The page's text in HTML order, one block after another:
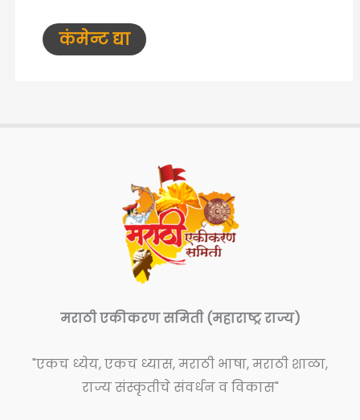
मराठी एकीकरण समिती (महाराष्ट्र राज्य)
"एकच ध्येय, एकच ध्यास, मराठी भाषा, मराठी शाळा,
राज्य संस्कृतीचे संवर्धन व विकास"